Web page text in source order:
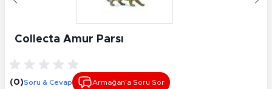
Collecta Amur Parsı
(0)Soru & Cevap Armağan’a Soru Sor